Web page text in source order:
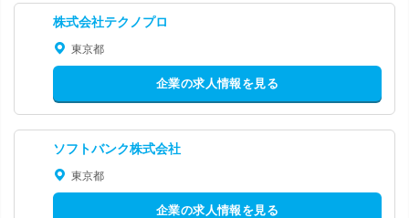
株式会社テクノプロ
東京都
企業の求人情報を見る
ソフトバンク株式会社
東京都
企業の求人情報を見る